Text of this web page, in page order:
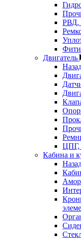
РВД,
Двигатель
ЦПГ,
Кабина и